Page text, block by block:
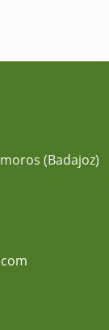
(Badajoz)